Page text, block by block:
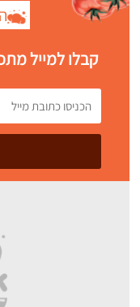
קבלו למייל